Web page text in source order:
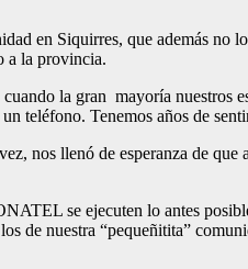
en Siquirres, que además no
a la provincia.
la gran mayoría nuestros
teléfono. Tenemos años de
nos llenó de esperanza de
se ejecuten lo antes
de nuestra “pequeñitita”